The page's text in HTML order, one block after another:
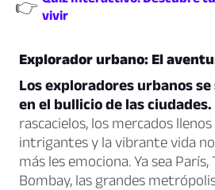
👉 vivir
Explorador urbano: El
Los exploradores urbanos
en el bullicio de las ciudades.
rascacielos, los mercados
intrigantes y la vibrante vida
más les emociona. Ya sea París,
Bombay, las grandes